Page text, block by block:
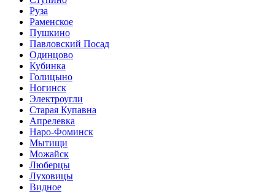
Руза
Раменское
Пушкино
Павловский Посад
Одинцово
Кубинка
Голицыно
Ногинск
Электроугли
Старая Купавна
Апрелевка
Наро-Фоминск
Мытищи
Можайск
Люберцы
Луховицы
Видное